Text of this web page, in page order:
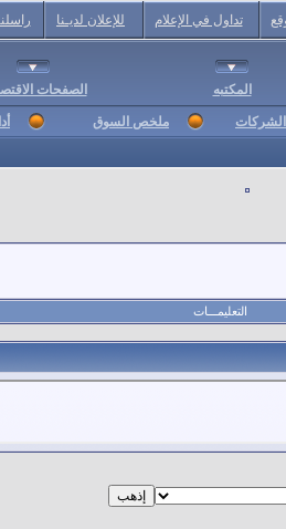
تداول في الإعلام للإعلان لديـنا
المكتبه الصفحات
الشركات ملخص السوق
التعليمـــات